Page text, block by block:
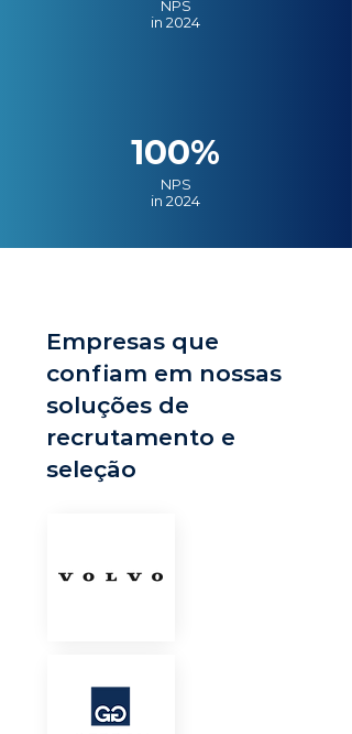
NPS
in 2024
100%
NPS
in 2024
Empresas que
confiam em nossas
soluções de
recrutamento e
seleção